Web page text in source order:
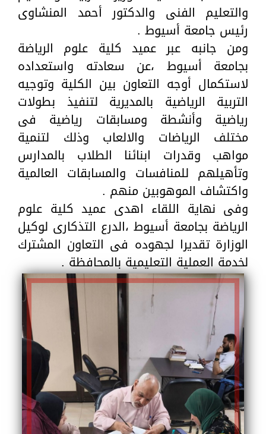
والتعليم الفنى والدكتور أحمد المنشاوى
رئيس جامعة أسيوط .
ومن جانبه عبر عميد كلية علوم الرياضة
بجامعة أسيوط ،عن سعادته واستعداده
لاستكمال أوجه التعاون بين الكلية وتوجيه
التربية الرياضية بالمديرية لتنفيذ بطولات
رياضية وأنشطة ومسابقات رياضية فى
مختلف الرياضات والالعاب وذلك لتنمية
مواهب وقدرات ابنائنا الطلاب بالمدارس
وتأهيلهم للمنافسات والمسابقات العالمية
واكتشاف الموهوبين منهم .
وفى نهاية اللقاء اهدى عميد كلية علوم
الرياضة بجامعة أسيوط ،الدرع التذكارى لوكيل
الوزارة تقديرا لجهوده فى التعاون المشترك
لخدمة العملية التعليمية بالمحافظة .